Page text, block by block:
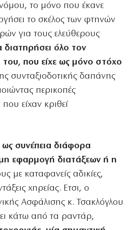
το μόνο που έκανε
το σκέλος των φτηνών
για τους ελεύθερους
διατηρήσει όλο τον
που είχε ως μόνο στόχο
συνταξιοδοτικής δαπάνης
περικοπές
είχαν κριθεί
ως συνέπεια διάφορα
εφαρμογή διατάξεων ή η
με καταφανείς αδικίες,
χηρείας. Ετσι, ο
Ασφάλισης κ. Τσακλόγλου
κάτω από τα ραντάρ,